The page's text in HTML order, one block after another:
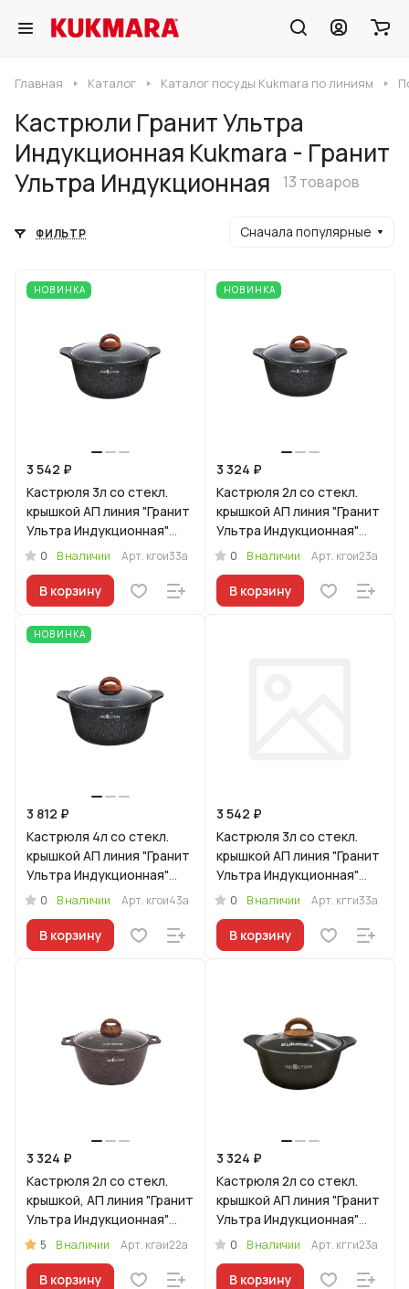
Главная Каталог Каталог посуды Kukmara по линиям
Кастрюли Гранит Ультра
Индукционная Kukmara - Гранит
Ультра Индукционная
13 товаров
ФИЛЬТР Сначала популярные
НОВИНКА
3 542 ₽
Кастрюля 3л со стекл.
крышкой АП линия "Гранит
Ультра Индукционная"
(оригинальный)
0 В наличии Арт. кгои33а
В корзину
НОВИНКА
3 324 ₽
Кастрюля 2л со стекл.
крышкой АП линия "Гранит
Ультра Индукционная"
(оригинальный)
0 В наличии Арт. кгои23а
В корзину
НОВИНКА
3 812 ₽
Кастрюля 4л со стекл.
крышкой АП линия "Гранит
Ультра Индукционная"
(оригинальный)
0 В наличии Арт. кгои43а
В корзину
3 542 ₽
Кастрюля 3л со стекл.
крышкой АП линия "Гранит
Ультра Индукционная"
(синий)
0 В наличии Арт. кгги33а
В корзину
3 324 ₽
Кастрюля 2л со стекл.
крышкой, АП линия "Гранит
Ультра Индукционная"
(Красный)
5 В наличии Арт. кгаи22а
В корзину
3 324 ₽
Кастрюля 2л со стекл.
крышкой АП линия "Гранит
Ультра Индукционная"
(синий)
0 В наличии Арт. кгги23а
В корзину